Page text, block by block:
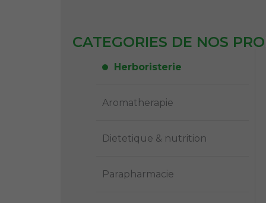
CATEGORIES DE NOS
Herboristerie
Aromatherapie
Dietetique & nutrition
Parapharmacie